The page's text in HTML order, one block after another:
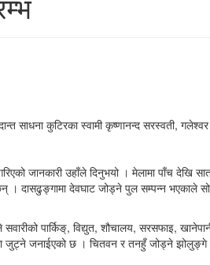
साधना कुटिरका स्वामी कृष्णानन्द सरस्वती,
जानकारी उहाँले दिनुभयो । मेलामा पाँच
। दासढुङ्गामा देवघाट जोड्ने पुल सम्पन्न भएकाले
सवारीको पार्किङ्, विद्युत, शौचालय, सरसफाइ,
जुट्ने जनाईएको छ । चितवन र तनहुँ जोड्ने